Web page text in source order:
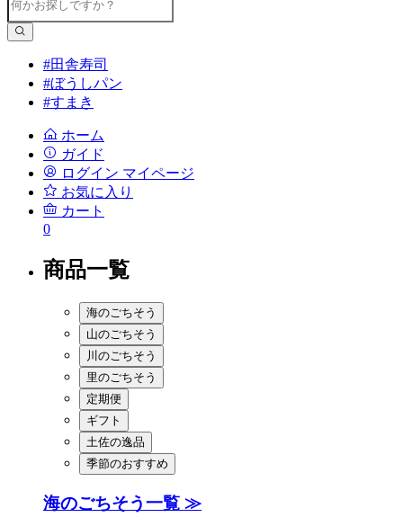
#田舎寿司
#ぼうしパン
#すまき
ホーム
ガイド
ログイン マイページ
お気に入り
カート
0
商品一覧
海のごちそう
山のごちそう
川のごちそう
里のごちそう
定期便
ギフト
土佐の逸品
季節のおすすめ
海のごちそう一覧 ≫